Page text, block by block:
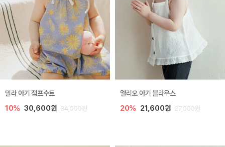
밀라 아기 점프수트
10% 30,600원 34,000원
엘리오 아기 블라우스
20% 21,600원 27,000원